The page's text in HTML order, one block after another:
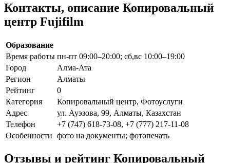
Контакты, описание Копировальный
центр Fujifilm
Образование
Время работы пн-пт 09:00–20:00; сб,вс 10:00–19:00
Город
Алма-Ата
Регион
Алматы
Рейтинг
0
Категория
Копировальный центр, Фотоуслуги
Адрес
ул. Ауэзова, 99, Алматы, Казахстан
Телефон
+7 (747) 618-73-08, +7 (777) 217-11-08
Особенности фото на документы; фотопечать
Отзывы и рейтинг Копировальный